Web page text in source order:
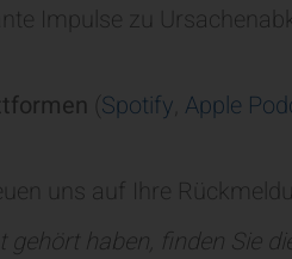
Impulse zu
Spotify Apple
uns auf Ihre
haben, finden Sie